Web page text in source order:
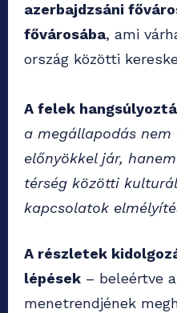
azerbajdzsáni
fővárosába, ami
ország közötti
A felek
a megállapodás
előnyökkel jár,
térség közötti
kapcsolatok
A részletek
lépések – beleértve
menetrendjének